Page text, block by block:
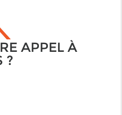
APPEL À
?